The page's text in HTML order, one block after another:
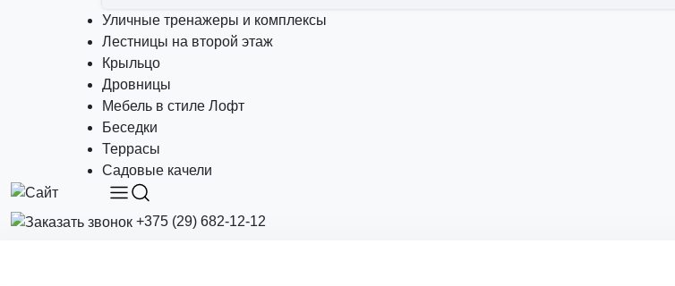
Уличные тренажеры и комплексы
Лестницы на второй этаж
Крыльцо
Дровницы
Мебель в стиле Лофт
Беседки
Террасы
Садовые качели
+375 (29) 682-12-12